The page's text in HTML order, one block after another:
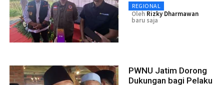
REGIONAL
Oleh Rizky Dharmawan
baru saja
PWNU Jatim Dorong
Dukungan bagi Pelaku